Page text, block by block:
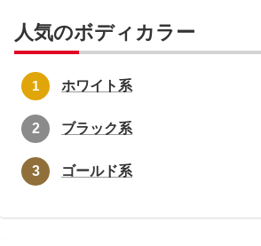
人気のボディカラー
ホワイト系
ブラック系
ゴールド系